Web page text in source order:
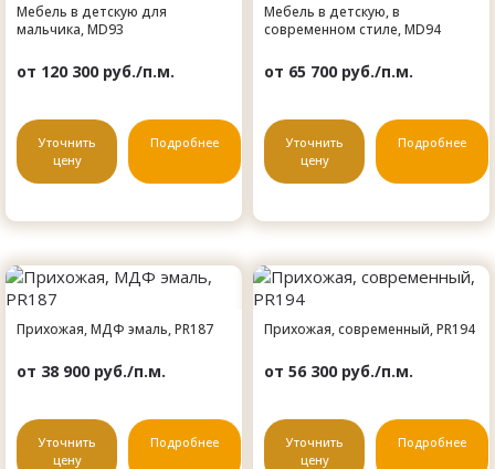
Мебель в детскую для
мальчика, MD93
от 120 300 руб./п.м.
Уточнить
цену
Подробнее
Мебель в детскую, в
современном стиле, MD94
от 65 700 руб./п.м.
Уточнить
цену
Подробнее
Прихожая, МДФ эмаль, PR187
от 38 900 руб./п.м.
Уточнить
цену
Подробнее
Прихожая, современный, PR194
от 56 300 руб./п.м.
Уточнить
цену
Подробнее